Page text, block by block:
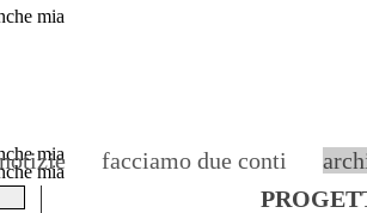
notizie facciamo due conti